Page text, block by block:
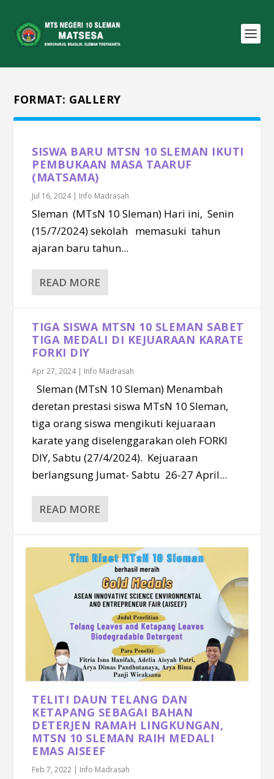
FORMAT: GALLERY
SISWA BARU MTSN 10 SLEMAN IKUTI
PEMBUKAAN MASA TAARUF
(MATSAMA)
Jul 16, 2024| Info Madrasah
Sleman (MTsN 10 Sleman) Hari ini, Senin
(15/7/2024) sekolah memasuki tahun
ajaran baru tahun...
READ MORE
TIGA SISWA MTSN 10 SLEMAN SABET
TIGA MEDALI DI KEJUARAAN KARATE
FORKI DIY
Apr 27, 2024| Info Madrasah
Sleman (MTsN 10 Sleman) Menambah
deretan prestasi siswa MTsN 10 Sleman,
tiga orang siswa mengikuti kejuaraan
karate yang diselenggarakan oleh FORKI
DIY, Sabtu (27/4/2024). Kejuaraan
berlangsung Jumat- Sabtu 26-27 April...
READ MORE
TELITI DAUN TELANG DAN
KETAPANG SEBAGAI BAHAN
DETERJEN RAMAH LINGKUNGAN,
MTSN 10 SLEMAN RAIH MEDALI
EMAS AISEEF
Feb 7, 2022 | Info Madrasah